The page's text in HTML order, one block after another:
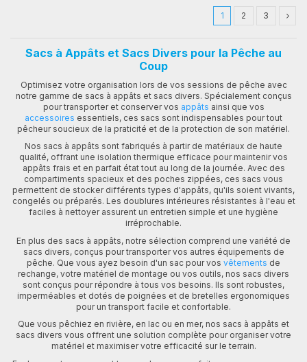
1 2 3
Sacs à Appâts et Sacs Divers pour la Pêche au
Coup
Optimisez votre organisation lors de vos sessions de pêche avec
notre gamme de sacs à appâts et sacs divers. Spécialement conçus
pour transporter et conserver vos appâts ainsi que vos
accessoires essentiels, ces sacs sont indispensables pour tout
pêcheur soucieux de la praticité et de la protection de son matériel.
Nos sacs à appâts sont fabriqués à partir de matériaux de haute
qualité, offrant une isolation thermique efficace pour maintenir vos
appâts frais et en parfait état tout au long de la journée. Avec des
compartiments spacieux et des poches zippées, ces sacs vous
permettent de stocker différents types d'appâts, qu'ils soient vivants,
congelés ou préparés. Les doublures intérieures résistantes à l'eau et
faciles à nettoyer assurent un entretien simple et une hygiène
irréprochable.
En plus des sacs à appâts, notre sélection comprend une variété de
sacs divers, conçus pour transporter vos autres équipements de
pêche. Que vous ayez besoin d'un sac pour vos vêtements de
rechange, votre matériel de montage ou vos outils, nos sacs divers
sont conçus pour répondre à tous vos besoins. Ils sont robustes,
imperméables et dotés de poignées et de bretelles ergonomiques
pour un transport facile et confortable.
Que vous pêchiez en rivière, en lac ou en mer, nos sacs à appâts et
sacs divers vous offrent une solution complète pour organiser votre
matériel et maximiser votre efficacité sur le terrain.